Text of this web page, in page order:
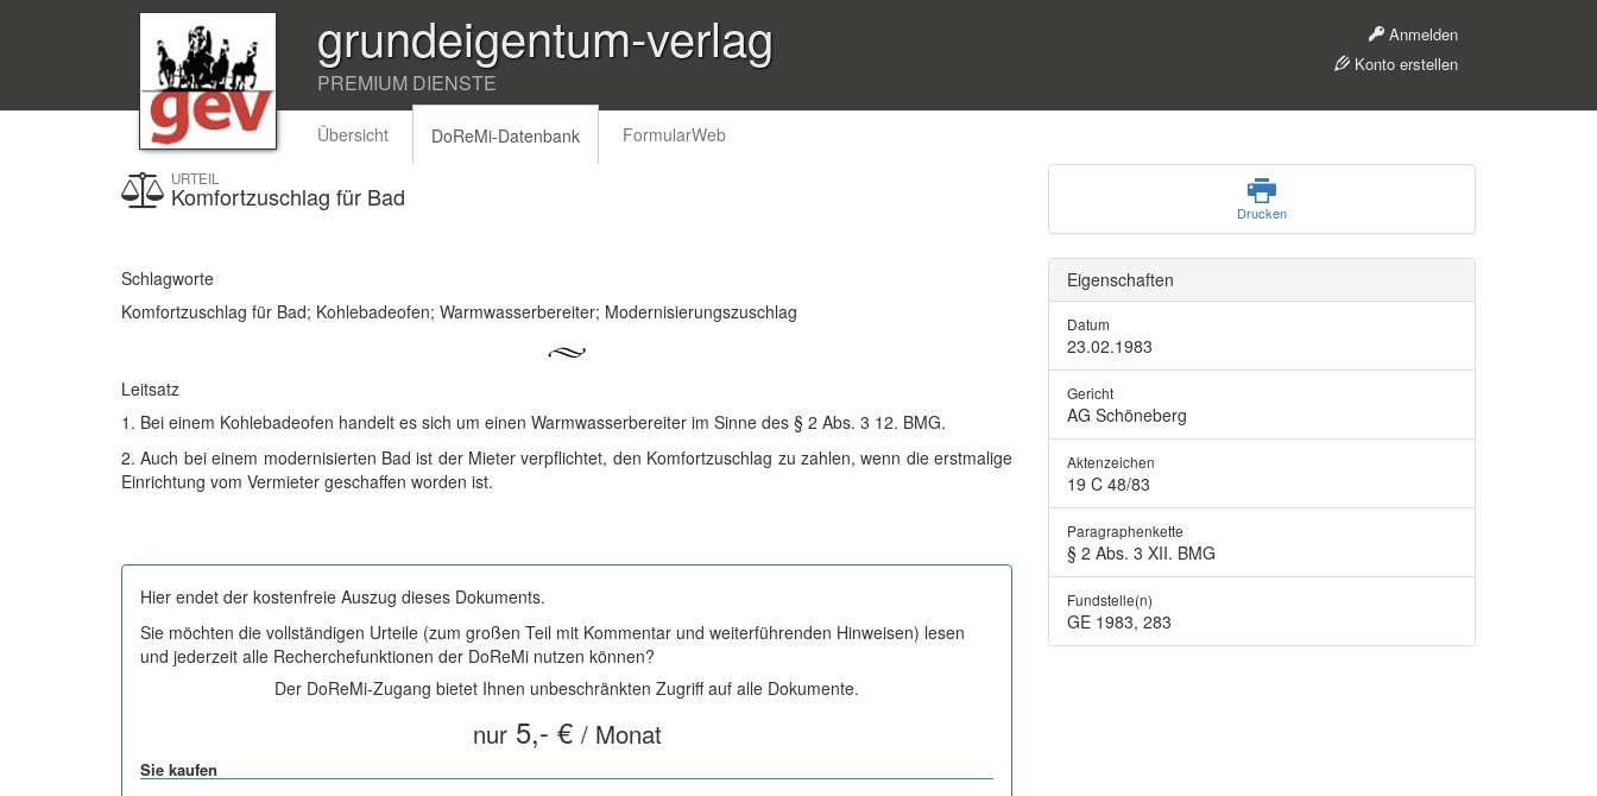
Anmelden
Konto erstellen
grundeigentum-verlag
PREMIUM DIENSTE
Übersicht DoReMi-Datenbank FormularWeb
URTEIL
Komfortzuschlag für Bad
Schlagworte
Komfortzuschlag für Bad; Kohlebadeofen; Warmwasserbereiter; Modernisierungszuschlag
Leitsatz
1. Bei einem Kohlebadeofen handelt es sich um einen Warmwasserbereiter im Sinne des § 2 Abs. 3 12. BMG.
2. Auch bei einem modernisierten Bad ist der Mieter verpflichtet, den Komfortzuschlag zu zahlen, wenn die erstmalige
Einrichtung vom Vermieter geschaffen worden ist.
Hier endet der kostenfreie Auszug dieses Dokuments.
Sie möchten die vollständigen Urteile (zum großen Teil mit Kommentar und weiterführenden Hinweisen) lesen
und jederzeit alle Recherchefunktionen der DoReMi nutzen können?
Der DoReMi-Zugang bietet Ihnen unbeschränkten Zugriff auf alle Dokumente.
nur5,- € / Monat
Sie kaufen
Drucken
Eigenschaften
Datum
23.02.1983
Gericht
AG Schöneberg
Aktenzeichen
19 C 48/83
Paragraphenkette
§ 2 Abs. 3 XII. BMG
Fundstelle(n)
GE 1983, 283